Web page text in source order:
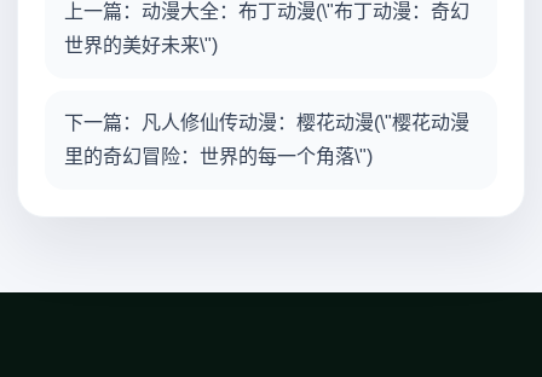
上一篇：动漫大全：布丁动漫(\"布丁动漫：奇幻
世界的美好未来\")
下一篇：凡人修仙传动漫：樱花动漫(\"樱花动漫
里的奇幻冒险：世界的每一个角落\")